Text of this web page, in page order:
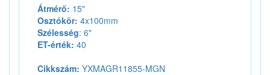
Átmérő: 15"
Osztókör: 4x100mm
Szélesség: 6"
ET-érték: 40
Cikkszám: YXMAGR11855-MGN